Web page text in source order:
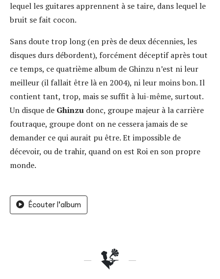
lequel les guitares apprennent à se taire, dans lequel le
bruit se fait cocon.
Sans doute trop long (en près de deux décennies, les
disques durs débordent), forcément déceptif après tout
ce temps, ce quatrième album de Ghinzu n’est ni leur
meilleur (il fallait être là en 2004), ni leur moins bon. Il
contient tant, trop, mais se suffit à lui-même, surtout.
Un disque de Ghinzu donc, groupe majeur à la carrière
foutraque, groupe dont on ne cessera jamais de se
demander ce qui aurait pu être. Et impossible de
décevoir, ou de trahir, quand on est Roi en son propre
monde.
Écouter l'album